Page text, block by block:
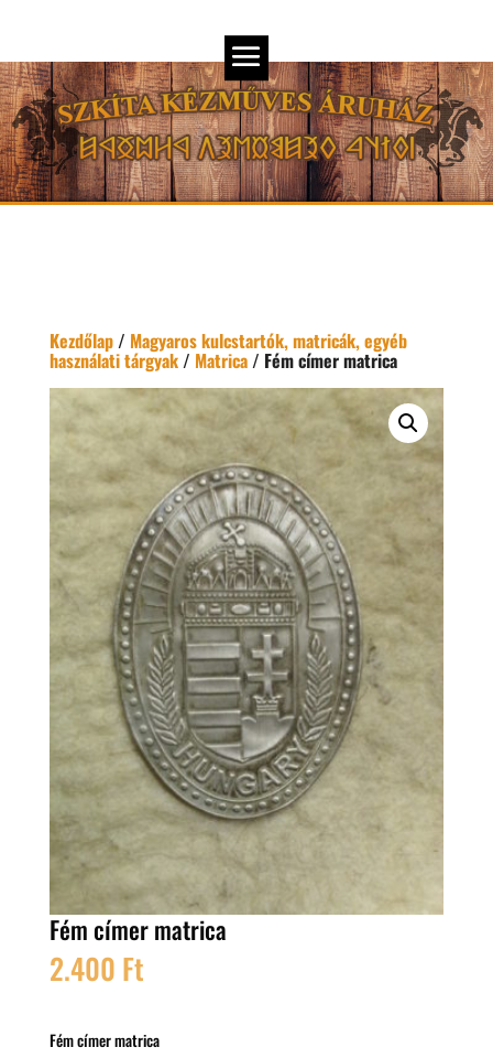
Kezdőlap/ Magyaros kulcstartók, matricák, egyéb
használati tárgyak/ Matrica/ Fém címer matrica
Fém címer matrica
2.400 Ft
Fém címer matrica